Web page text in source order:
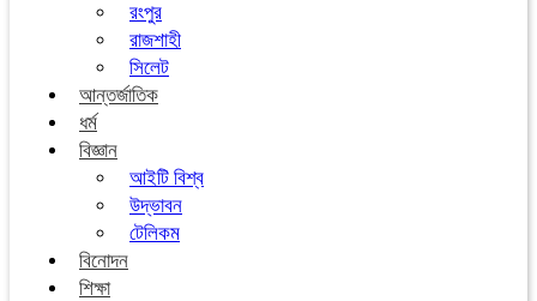
রংপুর
রাজশাহী
সিলেট
আন্তর্জাতিক
ধর্ম
বিজ্ঞান
আইটি বিশ্ব
উদ্ভাবন
টেলিকম
বিনোদন
শিক্ষা